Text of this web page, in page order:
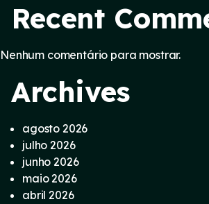
Recent
Nenhum comentário para mostrar.
Archives
agosto 2026
julho 2026
junho 2026
maio 2026
abril 2026